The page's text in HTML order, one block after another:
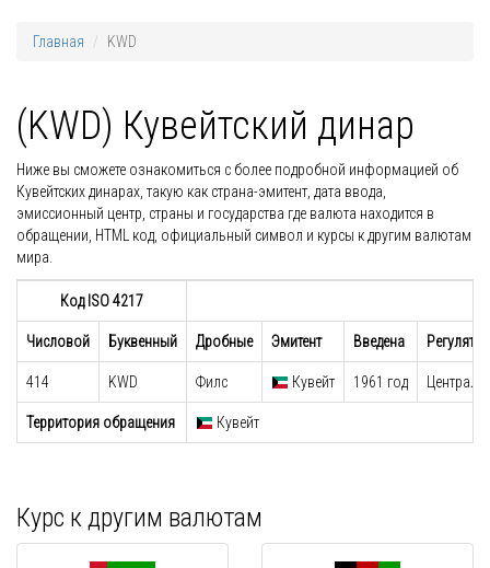
Главная KWD
(KWD) Кувейтский динар
Ниже вы сможете ознакомиться с более подробной информацией об
Кувейтских динарах, такую как страна-эмитент, дата ввода,
эмиссионный центр, страны и государства где валюта находится в
обращении, HTML код, официальный символ и курсы к другим валютам
мира.
Код ISO 4217
Числовой Буквенный Дробные Эмитент Введена Регулятор
414 KWD Филс Кувейт 1961 год
Территория обращения Кувейт
Курс к другим валютам